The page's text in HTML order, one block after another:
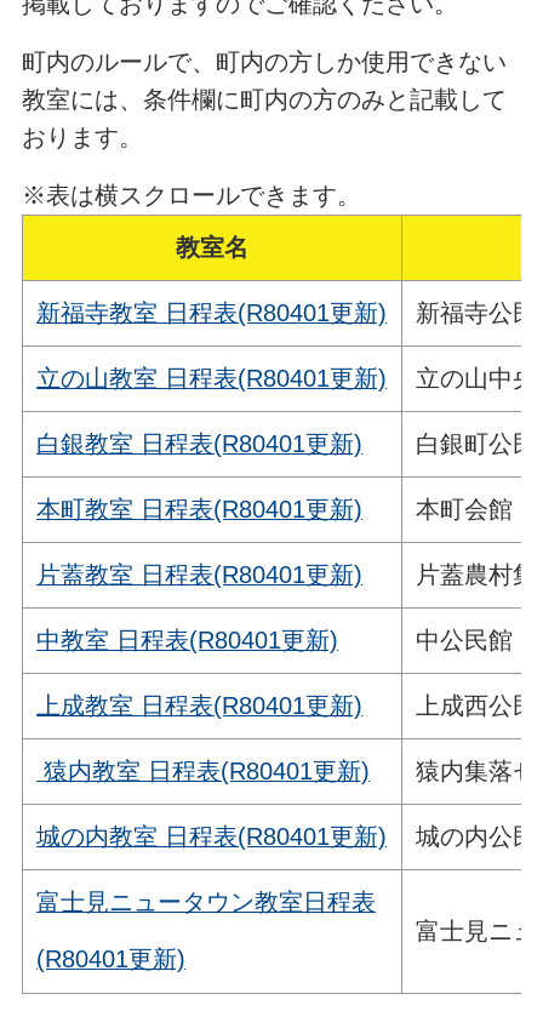
町内のルールで、町内の方しか使用できない
教室には、条件欄に町内の方のみと記載して
おります。
※表は横スクロールできます。
教室名
新福寺教室 日程表(R80401更新) 新福寺公民
立の山教室 日程表(R80401更新) 立の山中
白銀教室 日程表(R80401更新) 白銀町公民
本町教室 日程表(R80401更新) 本町会館
片蓋教室 日程表(R80401更新) 片蓋農村
中教室 日程表(R80401更新) 中公民館
上成教室 日程表(R80401更新) 上成西公
猿内教室 日程表(R80401更新) 猿内集落
城の内教室 日程表(R80401更新) 城の内公民
富士見ニュータウン教室日程表
(R80401更新)
富士見ニ